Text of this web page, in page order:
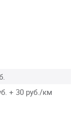
+ 30 руб./км